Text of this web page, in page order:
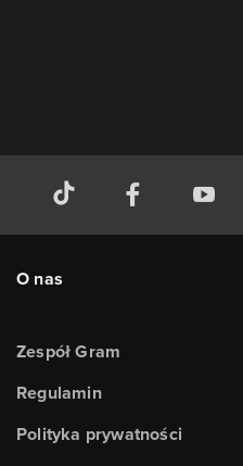
O nas
Zespół Gram
Regulamin
Polityka prywatności